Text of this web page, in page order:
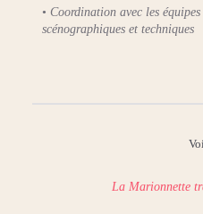
• Coordination avec les
scénographiques et techniques
La Marionnette